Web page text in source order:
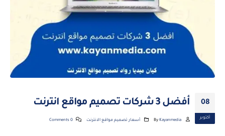
08
أكتوبر
أفضل 3 شركات تصميم مواقع انترنت
By Kayanmedia أسعار تصميم مواقع الانترنت 0 Comments